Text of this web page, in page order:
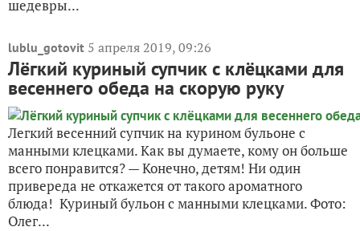
шедевры...
lublu_gotovit 5 апреля 2019, 09:26
Лёгкий куриный супчик с клёцками для
весеннего обеда на скорую руку
Легкий весенний супчик на курином бульоне с
манными клецками. Как вы думаете, кому он больше
всего понравится? — Конечно, детям! Ни один
привереда не откажется от такого ароматного
блюда! Куриный бульон с манными клецками. Фото:
Олег...